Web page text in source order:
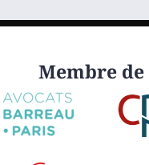
Membre de